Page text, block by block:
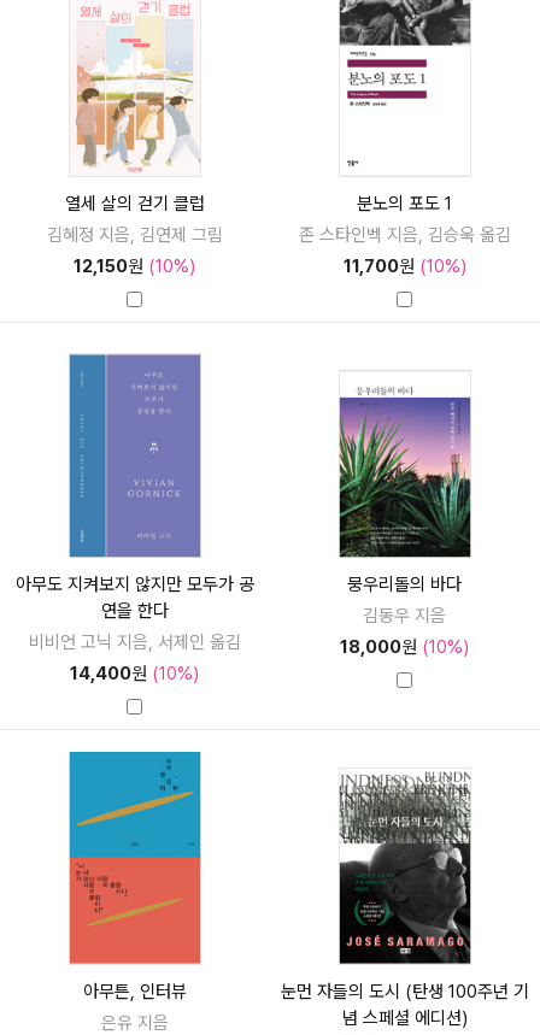
열세 살의 걷기 클럽
김혜정 지음, 김연제 그림
12,150원 (10%)
분노의 포도 1
존 스타인벡 지음, 김승욱 옮김
11,700원 (10%)
아무도 지켜보지 않지만 모두가 공
연을 한다
비비언 고닉 지음, 서제인 옮김
14,400원 (10%)
뭉우리돌의 바다
김동우 지음
18,000원 (10%)
아무튼, 인터뷰
은유 지음
눈먼 자들의 도시 (탄생 100주년 기
념 스페셜 에디션)